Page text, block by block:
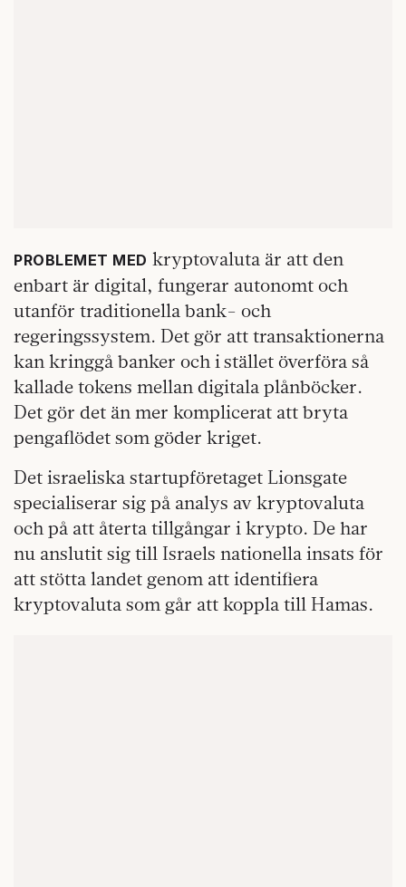
PROBLEMET MED kryptovaluta är att den
enbart är digital, fungerar autonomt och
utanför traditionella bank- och
regeringssystem. Det gör att transaktionerna
kan kringgå banker och i stället överföra så
kallade tokens mellan digitala plånböcker.
Det gör det än mer komplicerat att bryta
pengaflödet som göder kriget.
Det israeliska startupföretaget Lionsgate
specialiserar sig på analys av kryptovaluta
och på att återta tillgångar i krypto. De har
nu anslutit sig till Israels nationella insats för
att stötta landet genom att identifiera
kryptovaluta som går att koppla till Hamas.